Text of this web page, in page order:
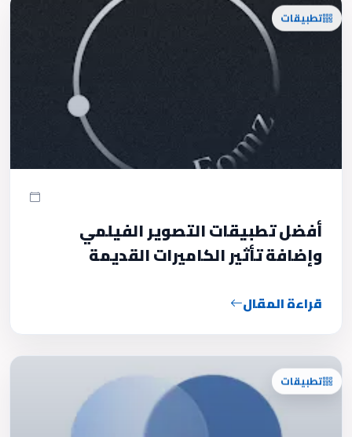
تطبيقات
أفضل تطبيقات التصوير الفيلمي
وإضافة تأثير الكاميرات القديمة
قراءة المقال
تطبيقات